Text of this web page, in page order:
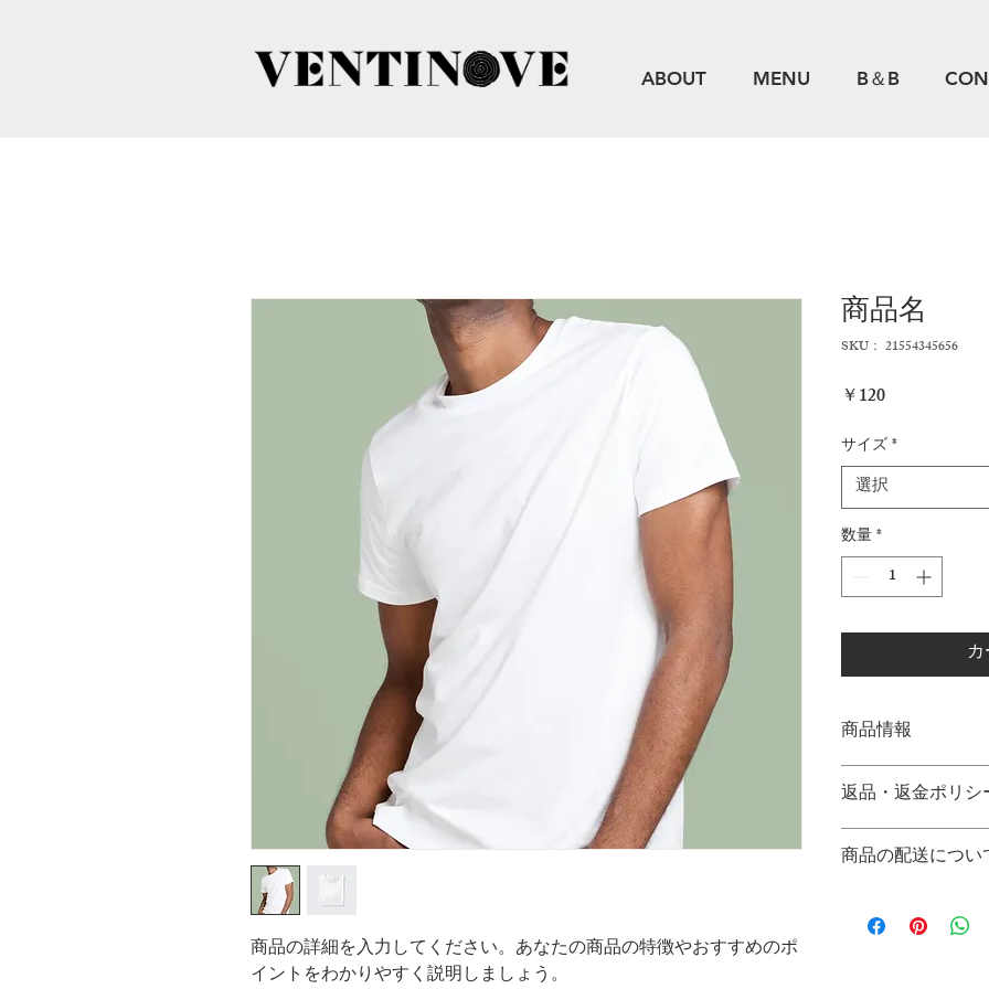
ABOUT MENU B＆B
商品の詳細を入力してください。あなたの商品の特徴やおすすめのポ
イントをわかりやすく説明しましょう。
商品名
SKU： 21554345656
￥120価
格
サイズ*
選択
数量*
商品情報
商品の詳細を入力し
明に加え、商品の特
しましょう。
返品・返金ポリシ
返品・返金ポリシー
満足しなかった場合
顧客からの信頼を
だけます。
商品の配送につい
する情報を入力し